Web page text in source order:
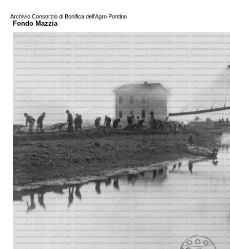
Archivio Consorzio di Bonifica dell'Agro Pontino
Fondo Mazzia